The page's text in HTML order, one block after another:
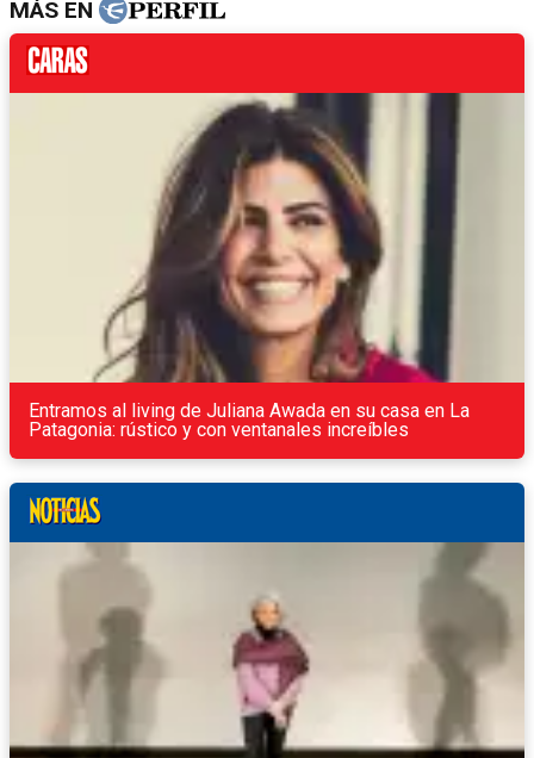
MÁS EN
Entramos al living de Juliana Awada en su casa en La
Patagonia: rústico y con ventanales increíbles